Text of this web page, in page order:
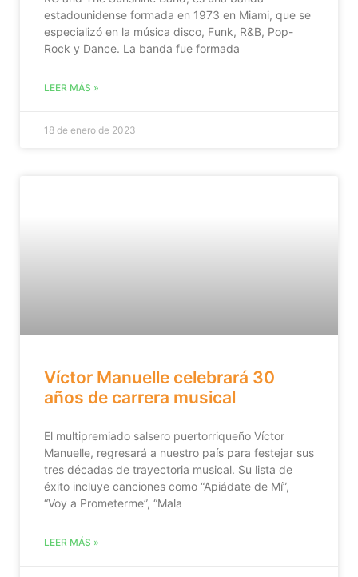
estadounidense formada en 1973 en Miami, que se
especializó en la música disco, Funk, R&B, Pop-
Rock y Dance. La banda fue formada
LEER MÁS »
18 de enero de 2023
Víctor Manuelle celebrará 30
años de carrera musical
El multipremiado salsero puertorriqueño Víctor
Manuelle, regresará a nuestro país para festejar sus
tres décadas de trayectoria musical. Su lista de
éxito incluye canciones como “Apiádate de Mí”,
“Voy a Prometerme”, “Mala
LEER MÁS »